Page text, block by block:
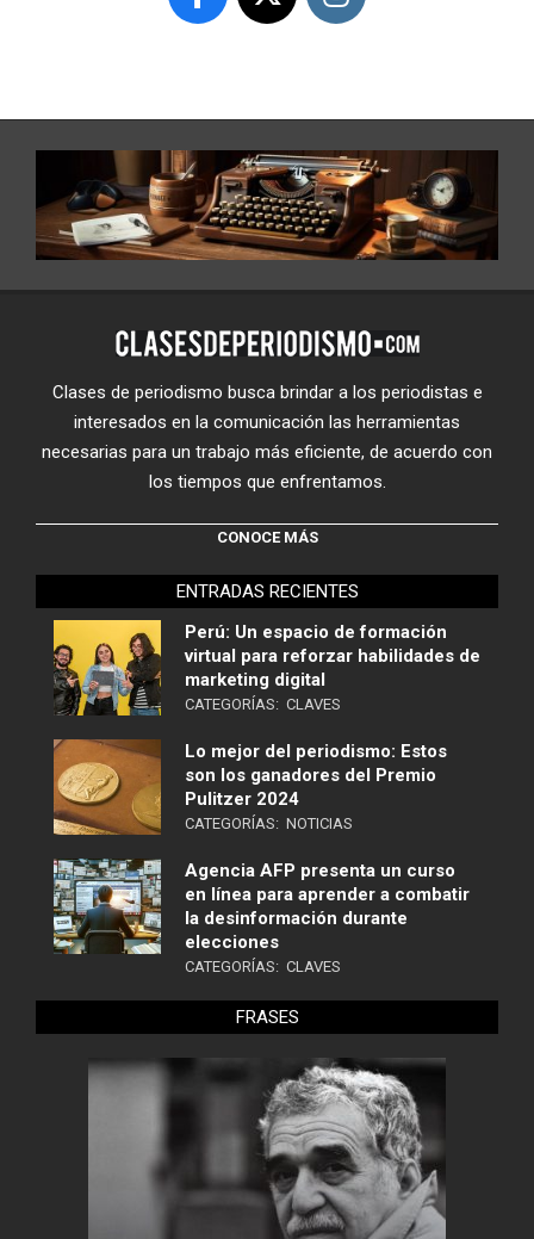
Clases de periodismo busca brindar a los periodistas e
interesados en la comunicación las herramientas
necesarias para un trabajo más eficiente, de acuerdo con
los tiempos que enfrentamos.
CONOCE MÁS
ENTRADAS RECIENTES
Perú: Un espacio de formación
virtual para reforzar habilidades de
marketing digital
CATEGORÍAS: CLAVES
Lo mejor del periodismo: Estos
son los ganadores del Premio
Pulitzer 2024
CATEGORÍAS: NOTICIAS
Agencia AFP presenta un curso
en línea para aprender a combatir
la desinformación durante
elecciones
CATEGORÍAS: CLAVES
FRASES